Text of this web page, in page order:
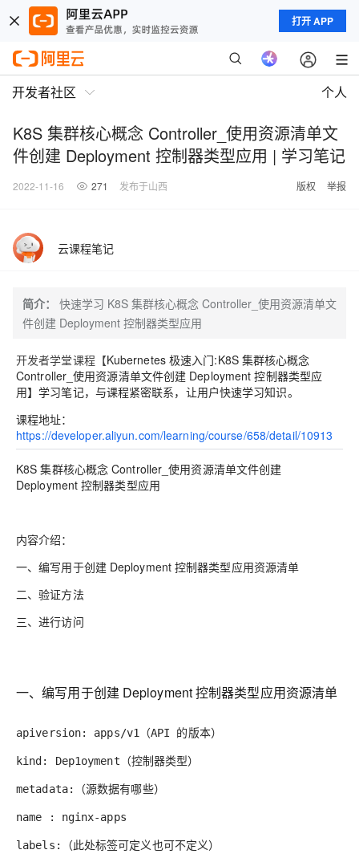
打开 APP
开发者社区 个人
K8S 集群核心概念 Controller_使用资源清单文
件创建 Deployment 控制器类型应用 | 学习笔记
2022-11-16 271 发布于山西 版权 举报
云课程笔记
简介：
快速学习 K8S 集群核心概念 Controller_使用资源清单文
件创建 Deployment 控制器类型应用
开发者学堂课程【Kubernetes 极速入门:K8S 集群核心概念
Controller_使用资源清单文件创建 Deployment 控制器类型应
用】学习笔记，与课程紧密联系，让用户快速学习知识。
课程地址：
https://developer.aliyun.com/learning/course/658/detail/10913
K8S 集群核心概念 Controller_使用资源清单文件创建
Deployment 控制器类型应用
内容介绍：
一、编写用于创建 Deployment 控制器类型应用资源清单
二、验证方法
三、进行访问
一、编写用于创建 Deployment 控制器类型应用资源清单
apiversion: apps/v1（API 的版本）
kind: Dep1oyment （控制器类型）
metadata: （源数据有哪些）
name : nginx-apps
l abel s: （此处标签可定义也可不定义）